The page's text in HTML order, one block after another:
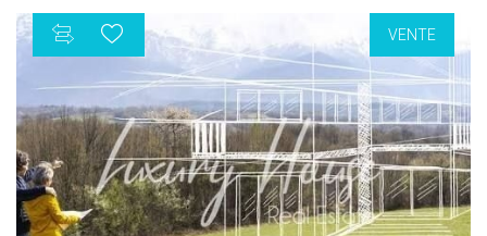
L'immeuble se compose comme suit:
_Sous-sol :831m²
_Rez_de.chaussée :587,22m²
_Deuxiéme étage :448,22m²
*Total surface 3040m2
VENTE